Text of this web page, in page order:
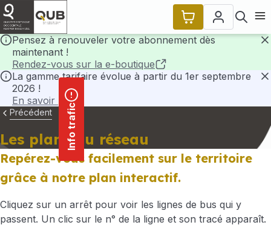
principal
Pensez à renouveler votre abonnement dès
maintenant !
Rendez-vous sur la e-boutique
La gamme tarifaire évolue à partir du 1er septembre
2026 !
En savoir plus
Info trafic
Précédent
Les plans du réseau
Repérez-vous facilement sur le territoire
grâce à notre plan interactif.
Cliquez sur un arrêt pour voir les lignes de bus qui y
passent. Un clic sur le n° de la ligne et son tracé apparaît.
Panneau de gestion des cookies